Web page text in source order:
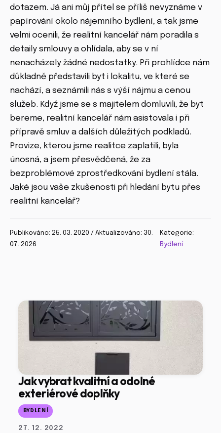
dotazem. Já ani můj přítel se příliš nevyznáme v
papírování okolo nájemního bydlení, a tak jsme
velmi ocenili, že realitní kancelář nám poradila s
detaily smlouvy a ohlídala, aby se v ní
nenacházely žádné nedostatky. Při prohlídce nám
důkladně představili byt i lokalitu, ve které se
nachází, a seznámili nás s výší nájmu a cenou
služeb. Když jsme se s majitelem domluvili, že byt
bereme, realitní kancelář nám asistovala i při
přípravě smluv a dalších důležitých podkladů.
Provize, kterou jsme realitce zaplatili, byla
únosná, a jsem přesvědčená, že za
bezproblémové zprostředkování bydlení stála.
Jaké jsou vaše zkušenosti při hledání bytu přes
realitní kancelář?
Publikováno: 25. 03. 2020 / Aktualizováno: 30.
07. 2026
Kategorie:
Bydlení
Jak vybrat kvalitní a odolné
exteriérové doplňky
BYDLENÍ
27. 12. 2022